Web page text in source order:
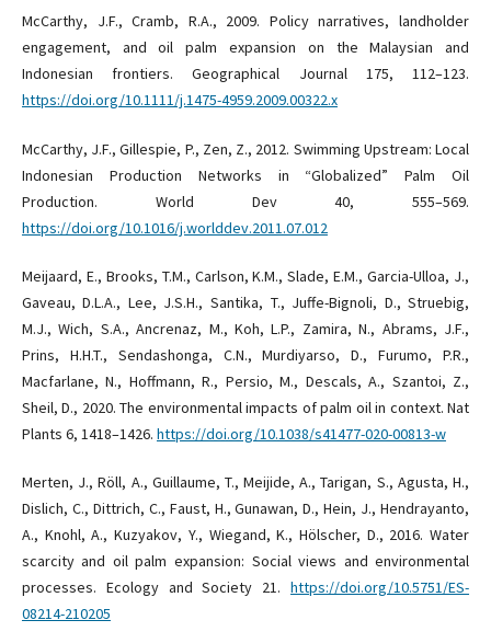
McCarthy, J.F., Cramb, R.A., 2009. Policy narratives, landholder
engagement, and oil palm expansion on the Malaysian and
Indonesian frontiers. Geographical Journal 175, 112–123.
https://doi.org/10.1111/j.1475-4959.2009.00322.x
McCarthy, J.F., Gillespie, P., Zen, Z., 2012. Swimming Upstream: Local
Indonesian Production Networks in “Globalized” Palm Oil
Production. World Dev 40, 555–569.
https://doi.org/10.1016/j.worlddev.2011.07.012
Meijaard, E., Brooks, T.M., Carlson, K.M., Slade, E.M., Garcia-Ulloa, J.,
Gaveau, D.L.A., Lee, J.S.H., Santika, T., Juffe-Bignoli, D., Struebig,
M.J., Wich, S.A., Ancrenaz, M., Koh, L.P., Zamira, N., Abrams, J.F.,
Prins, H.H.T., Sendashonga, C.N., Murdiyarso, D., Furumo, P.R.,
Macfarlane, N., Hoffmann, R., Persio, M., Descals, A., Szantoi, Z.,
Sheil, D., 2020. The environmental impacts of palm oil in context. Nat
Plants 6, 1418–1426. https://doi.org/10.1038/s41477-020-00813-w
Merten, J., Röll, A., Guillaume, T., Meijide, A., Tarigan, S., Agusta, H.,
Dislich, C., Dittrich, C., Faust, H., Gunawan, D., Hein, J., Hendrayanto,
A., Knohl, A., Kuzyakov, Y., Wiegand, K., Hölscher, D., 2016. Water
scarcity and oil palm expansion: Social views and environmental
processes. Ecology and Society 21.https://doi.org/10.5751/ES-
08214-210205